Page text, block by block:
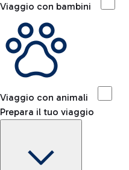
Viaggio con bambini
Viaggio con animali
Prepara il tuo viaggio